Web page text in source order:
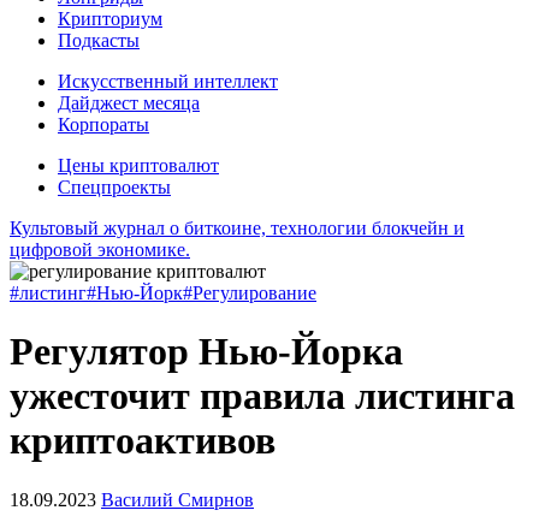
Крипториум
Подкасты
Искусственный интеллект
Дайджест месяца
Корпораты
Цены криптовалют
Спецпроекты
Культовый журнал о биткоине, технологии блокчейн и
цифровой экономике.
#листинг#Нью-Йорк#Регулирование
Регулятор Нью-Йорка
ужесточит правила листинга
криптоактивов
18.09.2023 Василий Смирнов